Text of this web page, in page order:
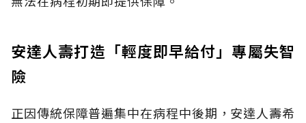
安達人壽打造「輕度即早給付」專屬失智
險
正因傳統保障普遍集中在病程中後期，安達人壽希